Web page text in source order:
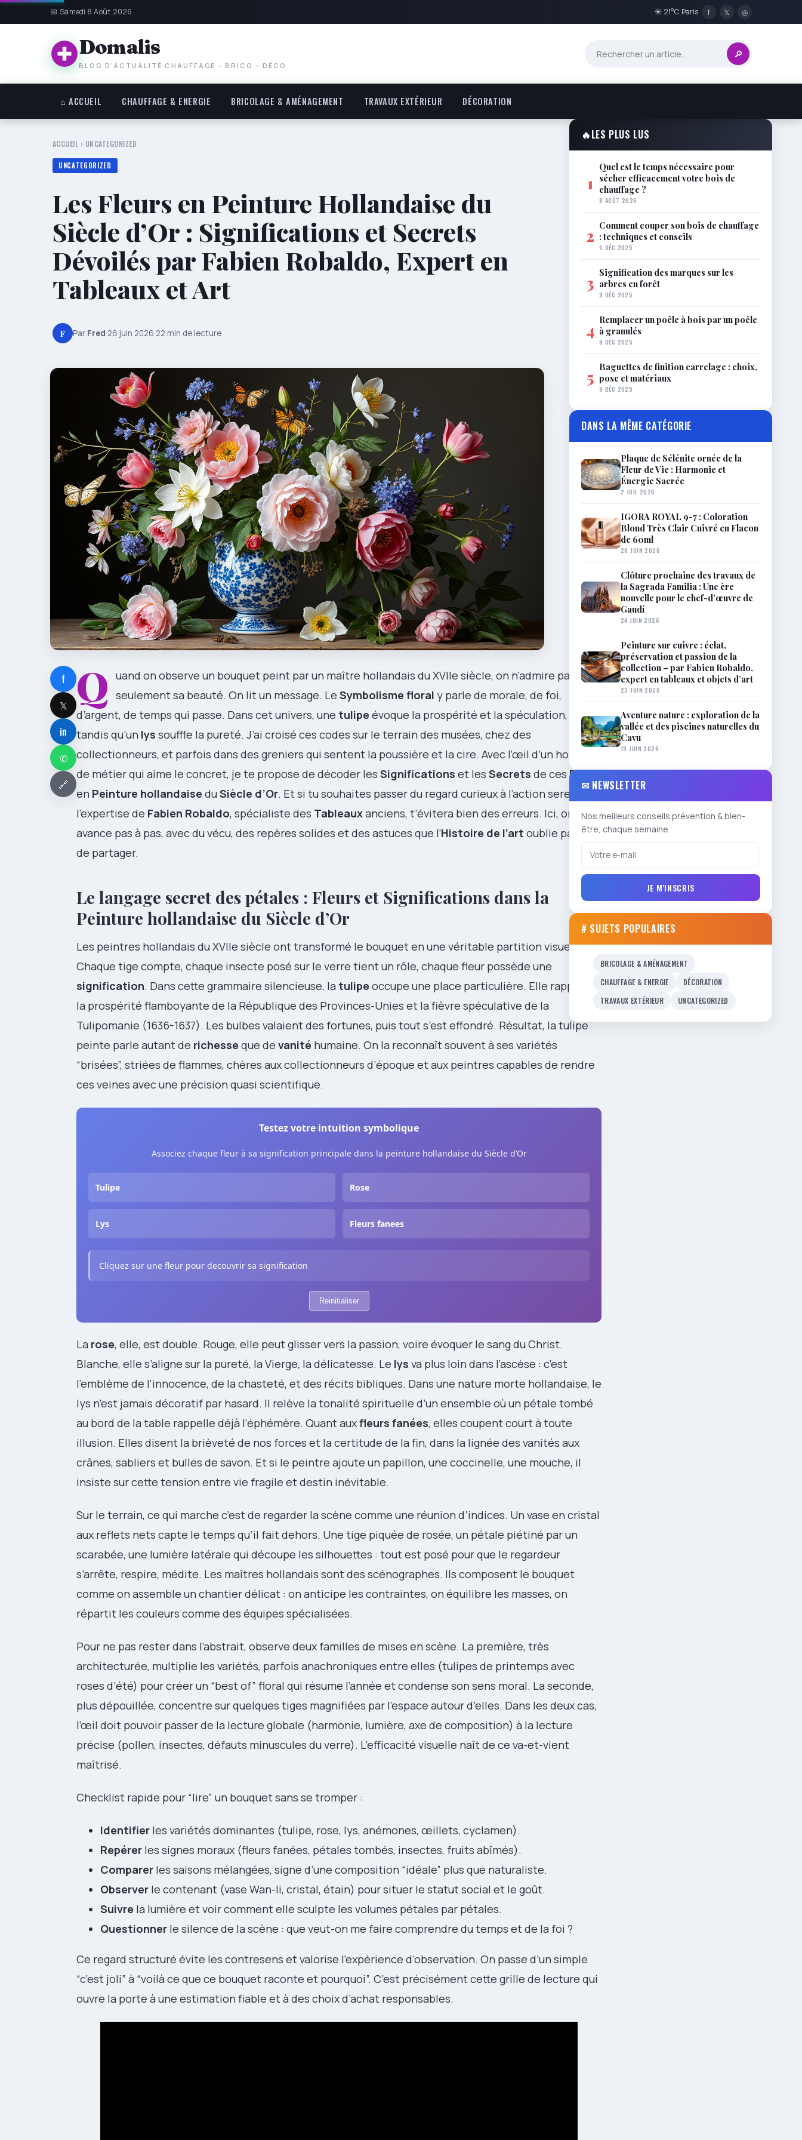
📅 Samedi 8 Août 2026 ☀ 21°C Paris f 𝕏 ◎
Domalis
BLOG D'ACTUALITÉ CHAUFFAGE – BRICO – DÉCO
🔎
⌂ ACCUEIL CHAUFFAGE & ENERGIE BRICOLAGE & AMÉNAGEMENT TRAVAUX EXTÉRIEUR DÉCORATION
ACCUEIL › UNCATEGORIZED
UNCATEGORIZED
Les Fleurs en Peinture Hollandaise du
Siècle d’Or : Significations et Secrets
Dévoilés par Fabien Robaldo, Expert en
Tableaux et Art
F Par Fred·26 juin 2026·22 min de lecture
f
𝕏
in
✆
🔗
Q uand on observe un bouquet peint par un maître hollandais du XVIIe siècle, on n’admire pas
seulement sa beauté. On lit un message. Le Symbolisme floral y parle de morale, de foi,
d’argent, de temps qui passe. Dans cet univers, une tulipe évoque la prospérité et la spéculation,
tandis qu’un lys souffle la pureté. J’ai croisé ces codes sur le terrain des musées, chez des
collectionneurs, et parfois dans des greniers qui sentent la poussière et la cire. Avec l’œil d’un homme
de métier qui aime le concret, je te propose de décoder les Significations et les Secrets de ces Fleurs
en Peinture hollandaise du Siècle d’Or. Et si tu souhaites passer du regard curieux à l’action sereine,
l’expertise de Fabien Robaldo, spécialiste des Tableauxanciens, t’évitera bien des erreurs. Ici, on
avance pas à pas, avec du vécu, des repères solides et des astuces que l’Histoire de l’art oublie parfois
de partager.
Le langage secret des pétales : Fleurs et Significations dans la
Peinture hollandaise du Siècle d’Or
Les peintres hollandais du XVIIe siècle ont transformé le bouquet en une véritable partition visuelle.
Chaque tige compte, chaque insecte posé sur le verre tient un rôle, chaque fleur possède une
signification. Dans cette grammaire silencieuse, la tulipe occupe une place particulière. Elle rappelle
la prospérité flamboyante de la République des Provinces-Unies et la fièvre spéculative de la
Tulipomanie (1636-1637). Les bulbes valaient des fortunes, puis tout s’est effondré. Résultat, la tulipe
peinte parle autant de richesse que de vanité humaine. On la reconnaît souvent à ses variétés
“brisées”, striées de flammes, chères aux collectionneurs d’époque et aux peintres capables de rendre
ces veines avec une précision quasi scientifique.
Testez votre intuition symbolique
Associez chaque fleur à sa signification principale dans la peinture hollandaise du Siècle d’Or
Tulipe Rose
Lys Fleurs fanees
Cliquez sur une fleur pour decouvrir sa signification
Reinitialiser
La rose, elle, est double. Rouge, elle peut glisser vers la passion, voire évoquer le sang du Christ.
Blanche, elle s’aligne sur la pureté, la Vierge, la délicatesse. Le lys va plus loin dans l’ascèse : c’est
l’emblème de l’innocence, de la chasteté, et des récits bibliques. Dans une nature morte hollandaise, le
lys n’est jamais décoratif par hasard. Il relève la tonalité spirituelle d’un ensemble où un pétale tombé
au bord de la table rappelle déjà l’éphémère. Quant auxfleurs fanées, elles coupent court à toute
illusion. Elles disent la brièveté de nos forces et la certitude de la fin, dans la lignée des vanités aux
crânes, sabliers et bulles de savon. Et si le peintre ajoute un papillon, une coccinelle, une mouche, il
insiste sur cette tension entre vie fragile et destin inévitable.
Sur le terrain, ce qui marche c’est de regarder la scène comme une réunion d’indices. Un vase en cristal
aux reflets nets capte le temps qu’il fait dehors. Une tige piquée de rosée, un pétale piétiné par un
scarabée, une lumière latérale qui découpe les silhouettes : tout est posé pour que le regardeur
s’arrête, respire, médite. Les maîtres hollandais sont des scénographes. Ils composent le bouquet
comme on assemble un chantier délicat : on anticipe les contraintes, on équilibre les masses, on
répartit les couleurs comme des équipes spécialisées.
Pour ne pas rester dans l’abstrait, observe deux familles de mises en scène. La première, très
architecturée, multiplie les variétés, parfois anachroniques entre elles (tulipes de printemps avec
roses d’été) pour créer un “best of” floral qui résume l’année et condense son sens moral. La seconde,
plus dépouillée, concentre sur quelques tiges magnifiées par l’espace autour d’elles. Dans les deux cas,
l’œil doit pouvoir passer de la lecture globale (harmonie, lumière, axe de composition) à la lecture
précise (pollen, insectes, défauts minuscules du verre). L’efficacité visuelle naît de ce va-et-vient
maîtrisé.
Checklist rapide pour “lire” un bouquet sans se tromper :
Identifier les variétés dominantes (tulipe, rose, lys, anémones, œillets, cyclamen).
Repérer les signes moraux (fleurs fanées, pétales tombés, insectes, fruits abîmés).
Comparer les saisons mélangées, signe d’une composition “idéale” plus que naturaliste.
Observer le contenant (vase Wan-li, cristal, étain) pour situer le statut social et le goût.
Suivre la lumière et voir comment elle sculpte les volumes pétales par pétales.
Questionner le silence de la scène : que veut-on me faire comprendre du temps et de la foi ?
Ce regard structuré évite les contresens et valorise l’expérience d’observation. On passe d’un simple
“c’est joli” à “voilà ce que ce bouquet raconte et pourquoi”. C’est précisément cette grille de lecture qui
ouvre la porte à une estimation fiable et à des choix d’achat responsables.
🔥LES PLUS LUS
1
Quel est le temps nécessaire pour
sécher efficacement votre bois de
chauffage ?
8 AOÛT 2026
2 Comment couper son bois de chauffage
: techniques et conseils
9 DÉC 2025
3 Signification des marques sur les
arbres en forêt
9 DÉC 2025
4 Remplacer un poêle à bois par un poêle
à granulés
9 DÉC 2025
5 Baguettes de finition carrelage : choix,
pose et matériaux
9 DÉC 2025
DANS LA MÊME CATÉGORIE
Plaque de Sélénite ornée de la
Fleur de Vie : Harmonie et
Énergie Sacrée
2 JUIL 2026
IGORA ROYAL 9-7 : Coloration
Blond Très Clair Cuivré en Flacon
de 60ml
28 JUIN 2026
Clôture prochaine des travaux de
la Sagrada Familia : Une ère
nouvelle pour le chef-d’œuvre de
Gaudí
24 JUIN 2026
Peinture sur cuivre : éclat,
préservation et passion de la
collection – par Fabien Robaldo,
expert en tableaux et objets d’art
23 JUIN 2026
Aventure nature : exploration de la
vallée et des piscines naturelles du
Cavu
19 JUIN 2026
✉ NEWSLETTER
Nos meilleurs conseils prévention & bien-
être, chaque semaine.
JE M'INSCRIS
# SUJETS POPULAIRES
BRICOLAGE & AMÉNAGEMENT
CHAUFFAGE & ENERGIE
DÉCORATION
TRAVAUX EXTÉRIEUR
UNCATEGORIZED